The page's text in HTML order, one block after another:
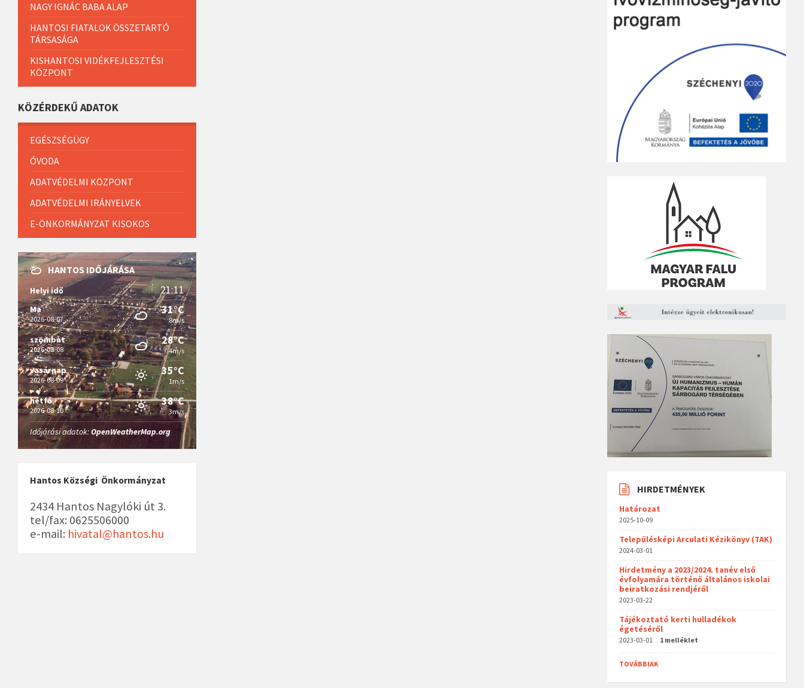
NAGY IGNÁC BABA ALAP
HANTOSI FIATALOK ÖSSZETARTÓ
TÁRSASÁGA
KISHANTOSI VIDÉKFEJLESZTÉSI
KÖZPONT
KÖZÉRDEKŰ ADATOK
EGÉSZSÉGÜGY
ÓVODA
ADATVÉDELMI KÖZPONT
ADATVÉDELMI IRÁNYELVEK
E-ÖNKORMÁNYZAT KISOKOS
HANTOS IDŐJÁRÁSA
Helyi idő 21:11
Ma
2026-08-07
31°C
8m/s
szombat
2026-08-08
28°C
4m/s
vasárnap
2026-08-09
35°C
1m/s
hétfő
2026-08-10
38°C
3m/s
Időjárási adatok:OpenWeatherMap.org
Hantos Községi Önkormányzat
2434 Hantos Nagylóki út 3.
tel/fax: 0625506000
e-mail: hivatal@hantos.hu
HIRDETMÉNYEK
Határozat
2025-10-09
Településképi Arculati Kézikönyv (TAK)
2024-03-01
Hirdetmény a 2023/2024. tanév első
évfolyamára történő általános iskolai
beiratkozási rendjéről
2023-03-22
Tájékoztató kerti hulladékok
égetéséről
2023-03-01 1 melléklet
TOVÁBBIAK